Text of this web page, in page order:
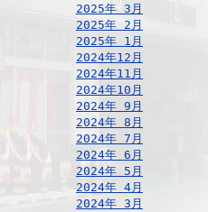
2025年 3月
2025年 2月
2025年 1月
2024年12月
2024年11月
2024年10月
2024年 9月
2024年 8月
2024年 7月
2024年 6月
2024年 5月
2024年 4月
2024年 3月